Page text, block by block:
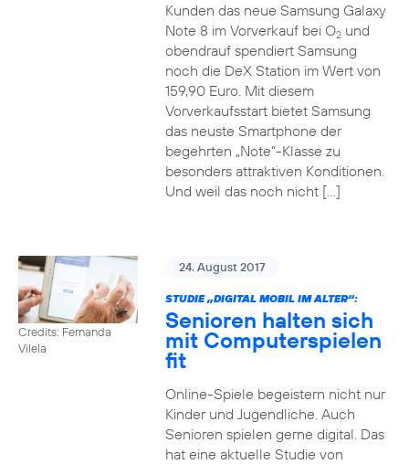
Kunden das neue Samsung Galaxy
Note 8 im Vorverkauf bei O2und
obendrauf spendiert Samsung
noch die DeX Station im Wert von
159,90 Euro. Mit diesem
Vorverkaufsstart bietet Samsung
das neuste Smartphone der
begehrten „Note“-Klasse zu
besonders attraktiven Konditionen.
Und weil das noch nicht […]
Credits: Fernanda
Vilela
24. August 2017
STUDIE „DIGITAL MOBIL IM ALTER“:
Senioren halten sich
mit Computerspielen
fit
Online-Spiele begeistern nicht nur
Kinder und Jugendliche. Auch
Senioren spielen gerne digital. Das
hat eine aktuelle Studie von